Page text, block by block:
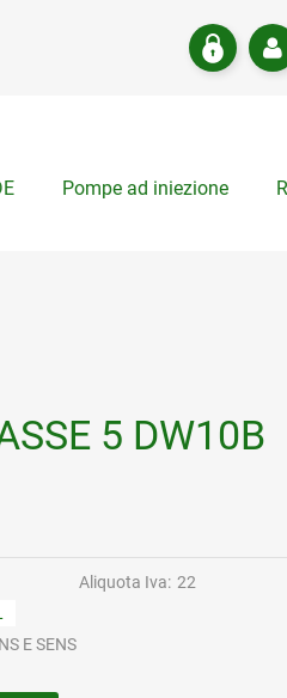
Pompe ad iniezione
5 DW10B
Aliquota Iva: 22
E SENS